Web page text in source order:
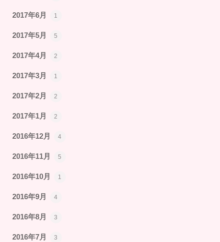
2017年6月 1
2017年5月 5
2017年4月 2
2017年3月 1
2017年2月 2
2017年1月 2
2016年12月 4
2016年11月 5
2016年10月 1
2016年9月 4
2016年8月 3
2016年7月 3